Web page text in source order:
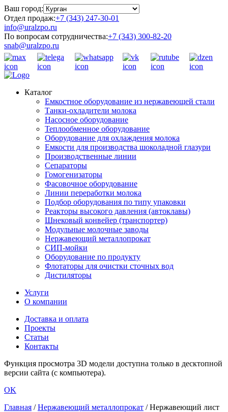
Ваш город:
Отдел продаж:+7 (343) 247-30-01
info@uralzpo.ru
По вопросам сотрудничества:+7 (343) 300-82-20
snab@uralzpo.ru
Каталог
Емкостное оборудование из нержавеющей стали
Танки-охладители молока
Насосное оборудование
Теплообменное оборудование
Оборудование для охлаждения молока
Емкости для производства шоколадной глазури
Производственные линии
Сепараторы
Гомогенизаторы
Фасовочное оборудование
Линии переработки молока
Подбор оборудования по типу упаковки
Реакторы высокого давления (автоклавы)
Шнековый конвейер (транспортер)
Модульные молочные заводы
Нержавеющий металлопрокат
СИП-мойки
Оборудование по продукту
Флотаторы для очистки сточных вод
Дистиляторы
Услуги
О компании
Доставка и оплата
Проекты
Статьи
Контакты
Функция просмотра 3D модели доступна только в десктопной
версии сайта (с компьютера).
OK
Главная /Нержавеющий металлопрокат /Нержавеющий лист